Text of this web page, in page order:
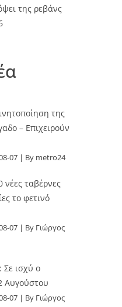
της ρεβάνς
της
– Επιχειρούν
07 By metro24
ταβέρνες
το φετινό
07
By Γιώργος
Σε ισχύ ο
Αυγούστου
07
By Γιώργος